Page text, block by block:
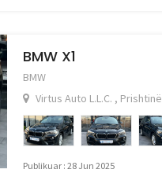
BMW X1
BMW
Virtus Auto L.L.C. , Prishtinë
Publikuar : 28 Jun 2025